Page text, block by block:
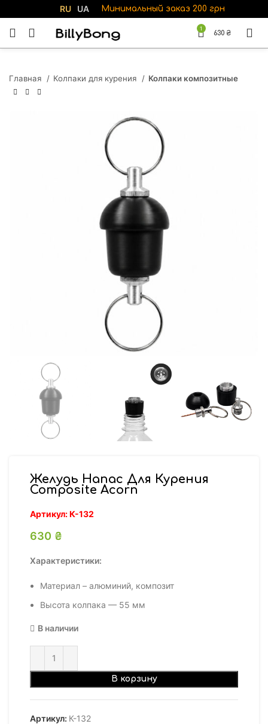
RU UA Минимальный заказ 200 грн
1
630 ₴
Главная Колпаки для курения Колпаки композитные
Желудь Напас Для Курения
Composite Acorn
Артикул:К-132
630 ₴
Характеристики:
Материал – алюминий, композит
Высота колпака — 55 мм
В наличии
В корзину
Артикул: К-132